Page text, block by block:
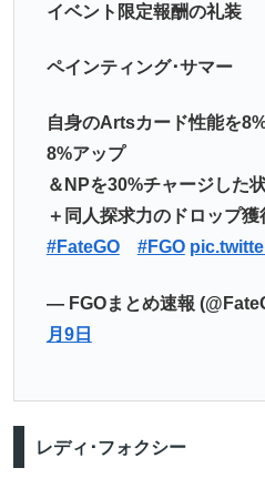
イベント限定報酬の礼装
ペインティング･サマー
自身のArtsカード性能を
8%アップ
＆NPを30%チャージした
＋同人探求力のドロップ
#FateGO
#FGO
— FGOまとめ速報
月9日
レディ･フォクシー